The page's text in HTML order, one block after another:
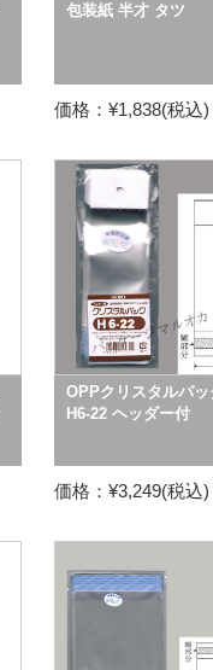
包装紙 半才 タツ
価格：¥1,838(税込)
OPPクリスタルパ
H6-22 ヘッダー付
価格：¥3,249(税込)